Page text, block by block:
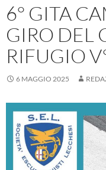
6° GITA
GIRO DEL
RIFUGIO
6 MAGGIO 2025